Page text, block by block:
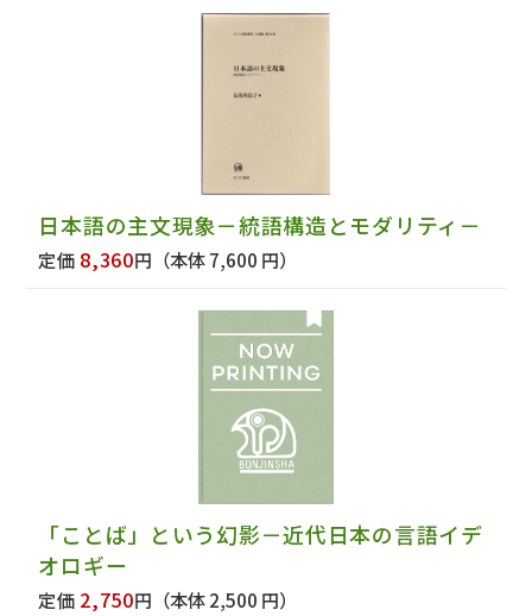
日本語の主文現象－統語構造とモダリティ－
定価 8,360円 （本体 7,600 円）
「ことば」という幻影－近代日本の言語イデ
オロギー
定価 2,750円 （本体 2,500 円）